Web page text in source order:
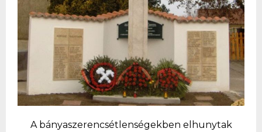
A bányaszerencsétlenségekben elhunytak